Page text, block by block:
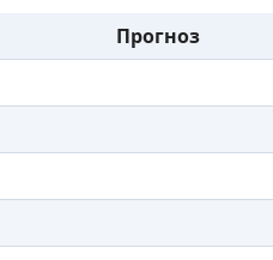
Прогноз